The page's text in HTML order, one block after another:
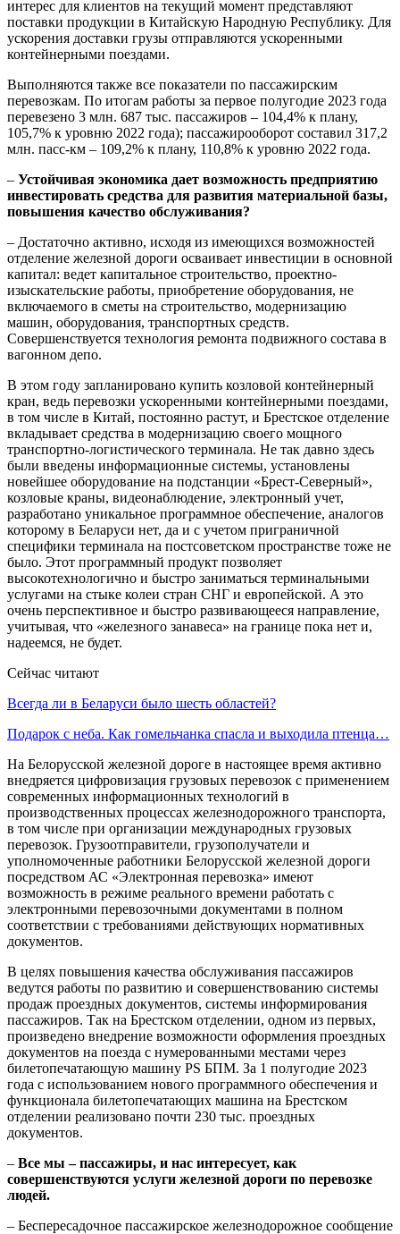
интерес для клиентов на текущий момент представляют
поставки продукции в Китайскую Народную Республику. Для
ускорения доставки грузы отправляются ускоренными
контейнерными поездами.
Выполняются также все показатели по пассажирским
перевозкам. По итогам работы за первое полугодие 2023 года
перевезено 3 млн. 687 тыс. пассажиров – 104,4% к плану,
105,7% к уровню 2022 года); пассажирооборот составил 317,2
млн. пасс-км – 109,2% к плану, 110,8% к уровню 2022 года.
– Устойчивая экономика дает возможность предприятию
инвестировать средства для развития материальной базы,
повышения качество обслуживания?
– Достаточно активно, исходя из имеющихся возможностей
отделение железной дороги осваивает инвестиции в основной
капитал: ведет капитальное строительство, проектно-
изыскательские работы, приобретение оборудования, не
включаемого в сметы на строительство, модернизацию
машин, оборудования, транспортных средств.
Совершенствуется технология ремонта подвижного состава в
вагонном депо.
В этом году запланировано купить козловой контейнерный
кран, ведь перевозки ускоренными контейнерными поездами,
в том числе в Китай, постоянно растут, и Брестское отделение
вкладывает средства в модернизацию своего мощного
транспортно-логистического терминала. Не так давно здесь
были введены информационные системы, установлены
новейшее оборудование на подстанции «Брест-Северный»,
козловые краны, видеонаблюдение, электронный учет,
разработано уникальное программное обеспечение, аналогов
которому в Беларуси нет, да и с учетом приграничной
специфики терминала на постсоветском пространстве тоже не
было. Этот программный продукт позволяет
высокотехнологично и быстро заниматься терминальными
услугами на стыке колеи стран СНГ и европейской. А это
очень перспективное и быстро развивающееся направление,
учитывая, что «железного занавеса» на границе пока нет и,
надеемся, не будет.
Сейчас читают
Всегда ли в Беларуси было шесть областей?
Подарок с неба. Как гомельчанка спасла и выходила птенца…
На Белорусской железной дороге в настоящее время активно
внедряется цифровизация грузовых перевозок с применением
современных информационных технологий в
производственных процессах железнодорожного транспорта,
в том числе при организации международных грузовых
перевозок. Грузоотправители, грузополучатели и
уполномоченные работники Белорусской железной дороги
посредством АС «Электронная перевозка» имеют
возможность в режиме реального времени работать с
электронными перевозочными документами в полном
соответствии с требованиями действующих нормативных
документов.
В целях повышения качества обслуживания пассажиров
ведутся работы по развитию и совершенствованию системы
продаж проездных документов, системы информирования
пассажиров. Так на Брестском отделении, одном из первых,
произведено внедрение возможности оформления проездных
документов на поезда с нумерованными местами через
билетопечатающую машину PS БПМ. За 1 полугодие 2023
года с использованием нового программного обеспечения и
функционала билетопечатающих машина на Брестском
отделении реализовано почти 230 тыс. проездных
документов.
– Все мы – пассажиры, и нас интересует, как
совершенствуются услуги железной дороги по перевозке
людей.
– Беспересадочное пассажирское железнодорожное сообщение